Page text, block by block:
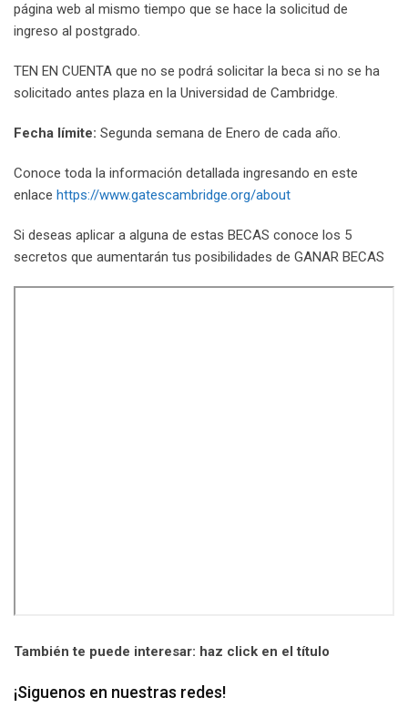
página web al mismo tiempo que se hace la solicitud de
ingreso al postgrado.
TEN EN CUENTA que no se podrá solicitar la beca si no se ha
solicitado antes plaza en la Universidad de Cambridge.
Fecha límite: Segunda semana de Enero de cada año.
Conoce toda la información detallada ingresando en este
enlace https://www.gatescambridge.org/about
Si deseas aplicar a alguna de estas BECAS conoce los 5
secretos que aumentarán tus posibilidades de GANAR BECAS
También te puede interesar: haz click en el título
¡Siguenos en nuestras redes!